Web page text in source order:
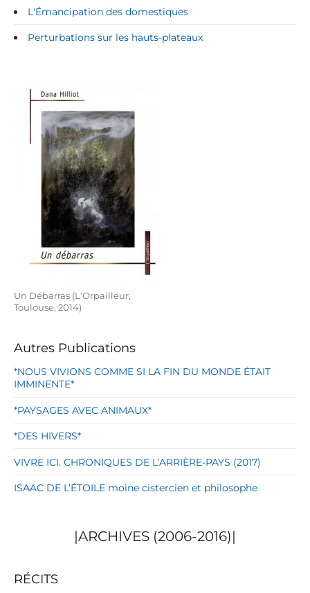
L'Émancipation des domestiques
Perturbations sur les hauts-plateaux
Un Débarras (L'Orpailleur,
Toulouse, 2014)
Autres Publications
*NOUS VIVIONS COMME SI LA FIN DU MONDE ÉTAIT
IMMINENTE*
*PAYSAGES AVEC ANIMAUX*
*DES HIVERS*
VIVRE ICI. CHRONIQUES DE L’ARRIÈRE-PAYS (2017)
ISAAC DE L’ÉTOILE moine cistercien et philosophe
|ARCHIVES (2006-2016)|
RÉCITS